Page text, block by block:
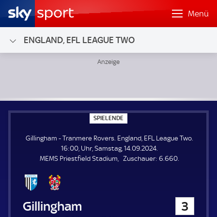
Menü
ENGLAND, EFL LEAGUE TWO
SPIELENDE
P
E
L
E
N
Gillingham - Tranmere Rovers. England, EFL League Two.
16:00, Uhr, Samstag, 14.09.2024.
MEMS Priestfield Stadium
Zuschauer: Z
6.660.
Gillingham 3